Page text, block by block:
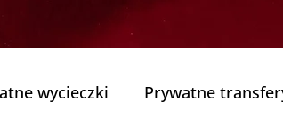
wycieczki Prywatne